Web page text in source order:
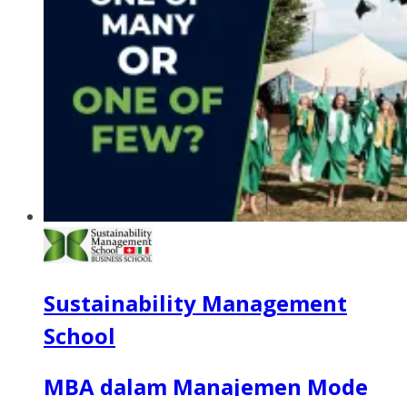
Sustainability Management
School
MBA dalam Manajemen Mode